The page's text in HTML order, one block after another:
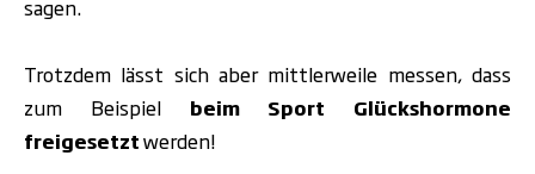
sagen.
Trotzdem lässt sich aber mittlerweile messen, dass
zum Beispiel beim Sport Glückshormone
freigesetztwerden!